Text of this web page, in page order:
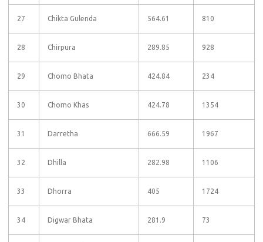
27 Chikta Gulenda 564.61 810
28 Chirpura 289.85 928
29 Chomo Bhata 424.84 234
30 Chomo Khas 424.78 1354
31 Darretha 666.59 1967
32 Dhilla 282.98 1106
33 Dhorra 405 1724
34 Digwar Bhata 281.9 73